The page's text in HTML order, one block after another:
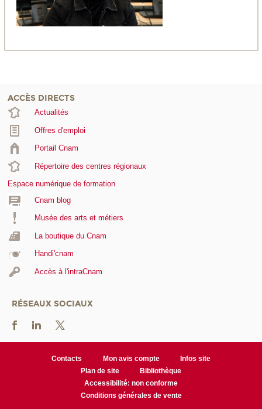
ACCÈS DIRECTS
Actualités
Offres d'emploi
Portail Cnam
Répertoire des centres régionaux
Espace numérique de formation
Cnam blog
Musée des arts et métiers
La boutique du Cnam
Handi'cnam
Accès à l'intraCnam
RÉSEAUX SOCIAUX
Contacts Mon avis compte
Infos site
Plan de site
Bibliothèque
Accessibilité: non conforme
Conditions générales de vente